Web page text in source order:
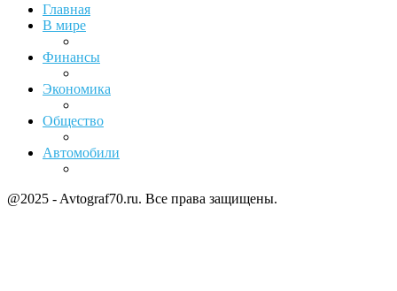
Главная
В мире
Финансы
Экономика
Общество
Автомобили
@2025 - Avtograf70.ru. Все права защищены.